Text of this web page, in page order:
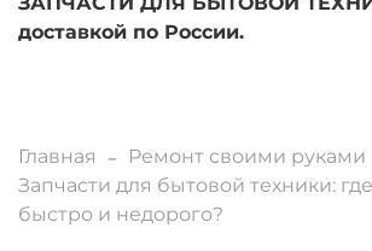
доставкой по
Главная
Ремонт своими руками
Запчасти для бытовой техники:
быстро и недорого?